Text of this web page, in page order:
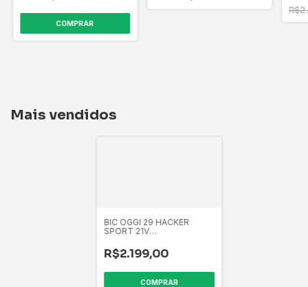
Mais vendidos
BIC OGGI 29 HACKER
SPORT 21V
R$2.199,00
COMPRAR